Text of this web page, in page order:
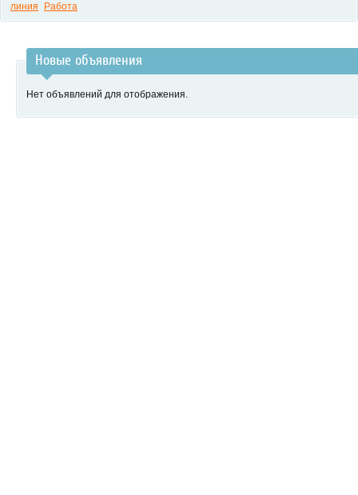
линия
Работа
Новые объявления
Нет объявлений для отображения.